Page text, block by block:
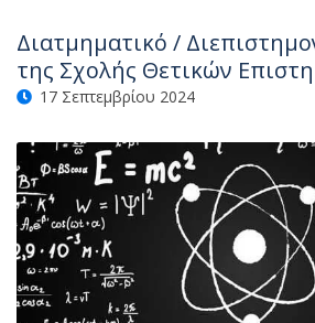
Διατμηματικό /
της Σχολής Θετικών
17 Σεπτεμβρίου 2024